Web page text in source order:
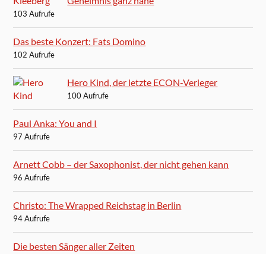
103 Aufrufe
Das beste Konzert: Fats Domino
102 Aufrufe
Hero Kind, der letzte ECON-Verleger
100 Aufrufe
Paul Anka: You and I
97 Aufrufe
Arnett Cobb – der Saxophonist, der nicht gehen kann
96 Aufrufe
Christo: The Wrapped Reichstag in Berlin
94 Aufrufe
Die besten Sänger aller Zeiten